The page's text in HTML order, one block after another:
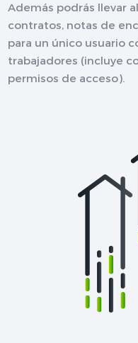
Además podrás llevar
contratos, notas de
para un único usuario
trabajadores (incluye
permisos de acceso).